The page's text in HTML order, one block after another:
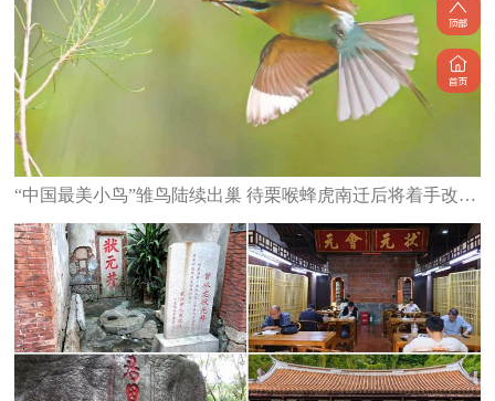
“中国最美小鸟”雏鸟陆续出巢 待栗喉蜂虎南迁后将着手改造栖息地